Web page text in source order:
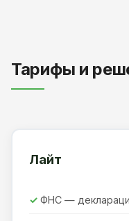
Тарифы и
Лайт
ФНС —